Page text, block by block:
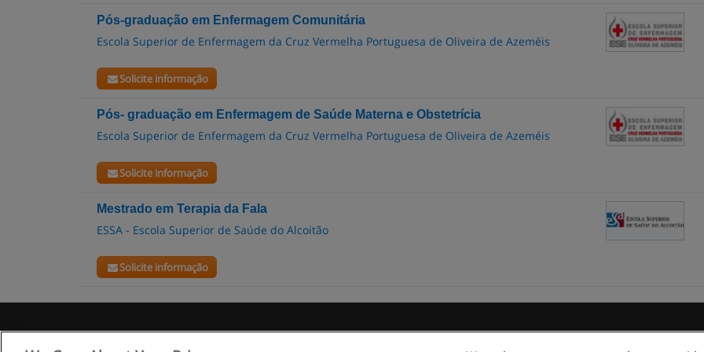
Pós-graduação em Enfermagem Comunitária
Escola Superior de Enfermagem da Cruz Vermelha Portuguesa de Oliveira de Azeméis
Solicite informação
Pós- graduação em Enfermagem de Saúde Materna e Obstetrícia
Escola Superior de Enfermagem da Cruz Vermelha Portuguesa de Oliveira de Azeméis
Solicite informação
Mestrado em Terapia da Fala
ESSA - Escola Superior de Saúde do Alcoitão
Solicite informação